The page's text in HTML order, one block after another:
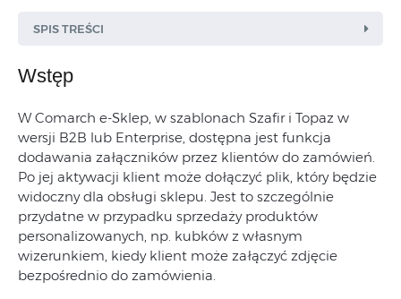
SPIS TREŚCI
Wstęp
W Comarch e-Sklep, w szablonach Szafir i Topaz w
wersji B2B lub Enterprise, dostępna jest funkcja
dodawania załączników przez klientów do zamówień.
Po jej aktywacji klient może dołączyć plik, który będzie
widoczny dla obsługi sklepu. Jest to szczególnie
przydatne w przypadku sprzedaży produktów
personalizowanych, np. kubków z własnym
wizerunkiem, kiedy klient może załączyć zdjęcie
bezpośrednio do zamówienia.